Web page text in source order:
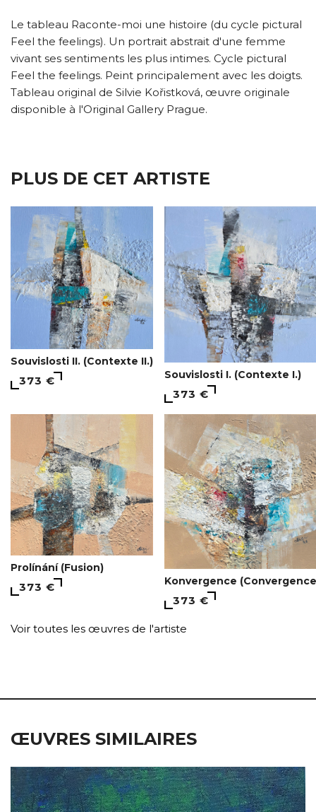
Le tableau Raconte-moi une histoire (du cycle pictural
Feel the feelings). Un portrait abstrait d'une femme
vivant ses sentiments les plus intimes. Cycle pictural
Feel the feelings. Peint principalement avec les doigts.
Tableau original de Silvie Kořistková, œuvre originale
disponible à l'Original Gallery Prague.
PLUS DE CET ARTISTE
Souvislosti II. (Contexte II.)
373 € Souvislosti I. (Contexte I.)
373 €
Prolínání (Fusion)
373 € Konvergence
373 €
Voir toutes les œuvres de l'artiste
ŒUVRES SIMILAIRES